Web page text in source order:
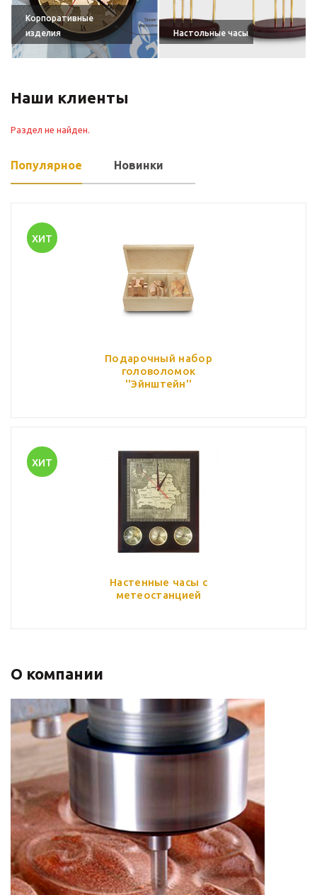
Корпоративные
изделия
Настольные часы
Наши клиенты
Раздел не найден.
Популярное Новинки
ХИТ
Подарочный набор
головоломок
''Эйнштейн''
ХИТ
Настенные часы с
метеостанцией
О компании